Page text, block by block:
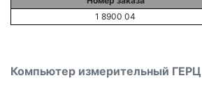
Компьютер измерительный ГЕРЦ
1 8900 04